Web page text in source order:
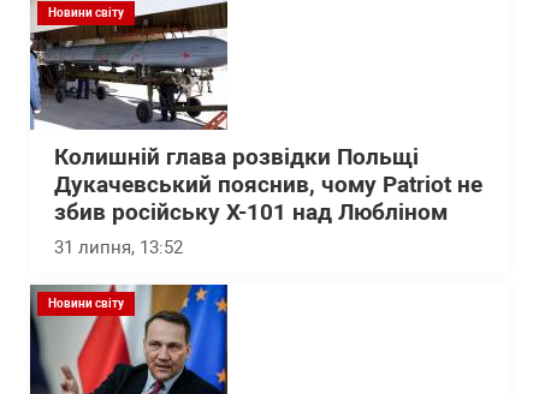
Новини світу
Колишній глава розвідки Польщі
Дукачевський пояснив, чому Patriot не
збив російську Х-101 над Любліном
31 липня, 13:52
Новини світу